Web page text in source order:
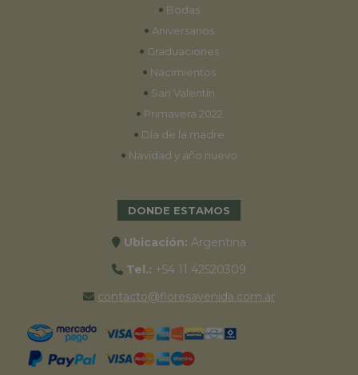
• Bodas
• Aniversarios
• Graduaciones
• Nacimientos
• San Valentín
• Primavera 2022
• Día de la madre
• Navidad y año nuevo
DONDE ESTAMOS
Ubicación: Argentina
Tel.: +54 11 42520309
contacto@floresavenida.com.ar